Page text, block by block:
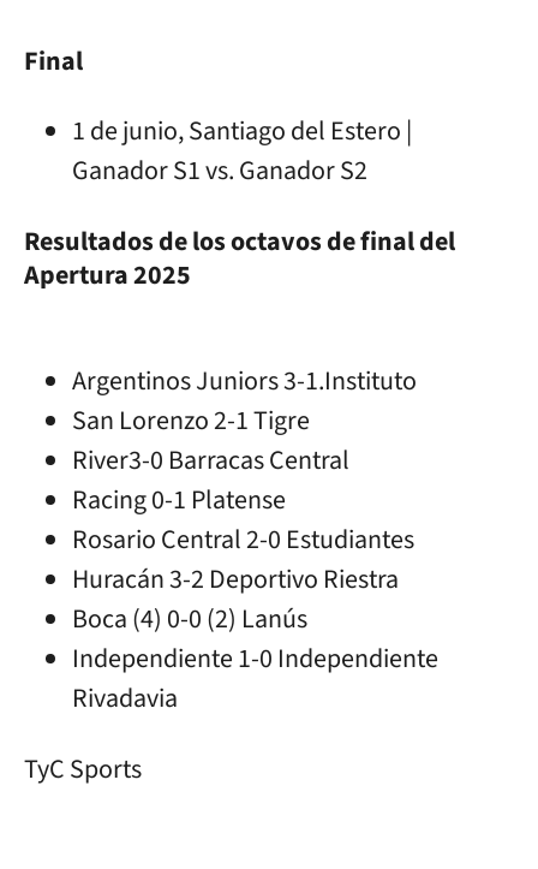
Final
1 de junio, Santiago del Estero |
Ganador S1 vs. Ganador S2
Resultados de los octavos de final del
Apertura 2025
Argentinos Juniors 3-1.Instituto
San Lorenzo 2-1 Tigre
River3-0 Barracas Central
Racing 0-1 Platense
Rosario Central 2-0 Estudiantes
Huracán 3-2 Deportivo Riestra
Boca (4) 0-0 (2) Lanús
Independiente 1-0 Independiente
Rivadavia
TyC Sports